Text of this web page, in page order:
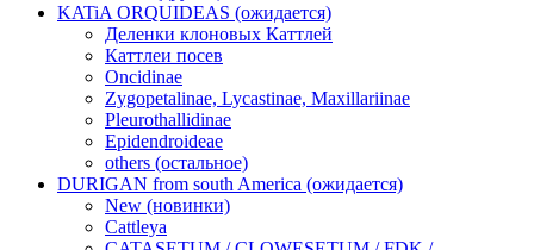
KATiA ORQUIDEAS (ожидается)
Деленки клоновых Каттлей
Каттлеи посев
Oncidinae
Zygopetalinae, Lycastinae, Maxillariinae
Pleurothallidinae
Epidendroideae
others (остальное)
DURIGAN from south America (ожидается)
New (новинки)
Cattleya